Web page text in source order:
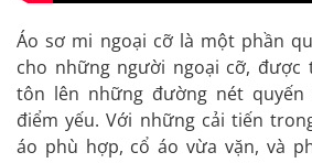
Áo sơ mi ngoại cỡ là một phần
cho những người ngoại cỡ, được
tôn lên những đường nét
điểm yếu. Với những cải tiến
áo phù hợp, cổ áo vừa vặn, và